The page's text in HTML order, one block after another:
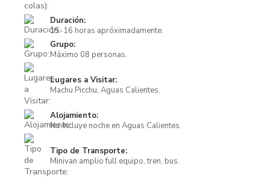
Duración:
15-16 horas apróximadamente.
Grupo:
Máximo 08 personas.
Lugares a Visitar:
Machu Picchu, Aguas Calientes.
Alojamiento:
No incluye noche en Aguas Calientes.
Tipo de Transporte:
Minivan amplio full equipo, tren, bus.